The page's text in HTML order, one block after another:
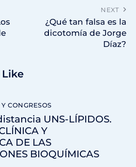
NEXT
¿Qué tan falsa es la
dicotomía de Jorge
Díaz?
Like
CONGRESOS
UNS-LÍPIDOS.
Y
DE LAS
BIOQUÍMICAS